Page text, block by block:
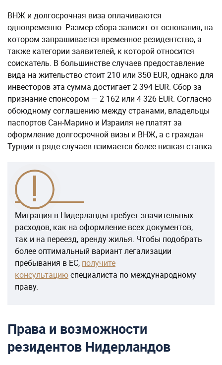
ВНЖ и долгосрочная виза оплачиваются
одновременно. Размер сбора зависит от основания, на
котором запрашивается временное резидентство, а
также категории заявителей, к которой относится
соискатель. В большинстве случаев предоставление
вида на жительство стоит 210 или 350 EUR, однако для
инвесторов эта сумма достигает 2 394 EUR. Сбор за
признание спонсором — 2 162 или 4 326 EUR. Согласно
обоюдному соглашению между странами, владельцы
паспортов Сан-Марино и Израиля не платят за
оформление долгосрочной визы и ВНЖ, а с граждан
Турции в ряде случаев взимается более низкая ставка.
Миграция в Нидерланды требует значительных
расходов, как на оформление всех документов,
так и на переезд, аренду жилья. Чтобы подобрать
более оптимальный вариант легализации
пребывания в ЕС, получите
консультациюспециалиста по международному
праву.
Права и возможности
резидентов Нидерландов